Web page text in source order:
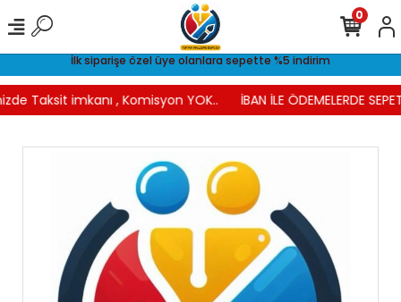
İlk siparişe özel üye olanlara sepette %5 indirim
Taksit imkanı , Komisyon YOK.. İBAN İLE ÖDEMELERDE
0